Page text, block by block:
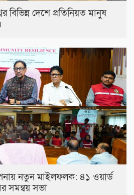
বিভিন্ন দেশে প্রতিনিয়ত মানুষ
নতুন মাইলফলক: ৪১ ওয়ার্ড
সমন্বয় সভা